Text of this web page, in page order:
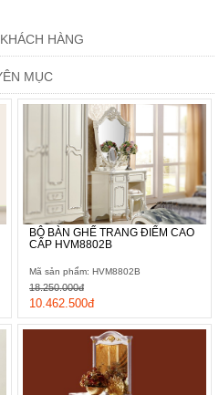
HÀNG
MỤC
BỘ BÀN GHẾ TRANG ĐIỂM CAO
CẤP HVM8802B
Mã sản phẩm: HVM8802B
10.462.500đ
18.250.000đ